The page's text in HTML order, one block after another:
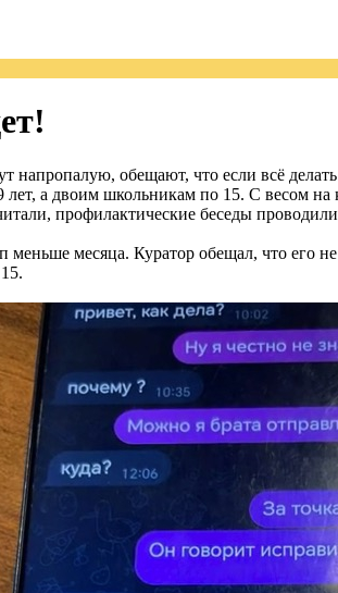
обещают, что если всё
а двоим школьникам по 15. С весом на
профилактические беседы
месяца. Куратор обещал, что его